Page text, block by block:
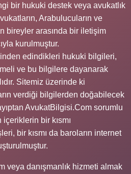
bir hukuki destek veya avukatlık
Arabulucuların ve
bireyler arasında bir iletişim
kurulmuştur.
edindikleri hukuki bilgileri,
ve bu bilgilere dayanarak
Sitemiz üzerinde ki
verdiği bilgilerden doğabilecek
AvukatBilgisi.Com sorumlu
bir kısmı
bir kısmı da baroların internet
veya danışmanlık hizmeti almak